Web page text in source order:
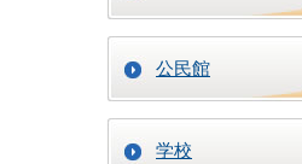
公民館
学校